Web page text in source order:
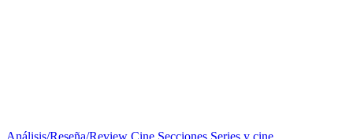
Análisis/Reseña/Review Cine Secciones Series y cine